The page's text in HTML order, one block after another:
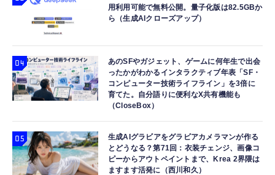
用利用可能で無料公開。量子化版は82.5GBか
ら（生成AIクローズアップ）
あのSFやガジェット、ゲームに何年生で出会
ったかがわかるインタラクティブ年表「SF・
コンピューター技術ライフライン」を3倍に
育てた。自分語りに便利なX共有機能も
（CloseBox）
生成AIグラビアをグラビアカメラマンが作る
とどうなる？第71回：衣装チェンジ、画像コ
ピーからアウトペイントまで、Krea 2界隈は
ますます活発に（西川和久）